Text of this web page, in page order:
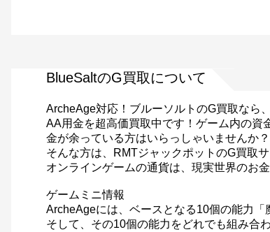
BlueSaltのG買取について
ArcheAge対応！ブルーソルトのG買取なら
AA用金を超高価買取中です！ゲーム内の資
金が余っている方はいらっしゃいませんか？
そんな方は、RMTジャックポットのG買取
オンラインゲームの通貨は、現実世界のお
ゲームミニ情報
ArcheAgeには、ベースとなる10個の能力「
そして、その10個の能力をどれでも組み合